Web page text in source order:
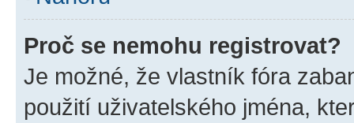
Proč se nemohu registrovat?
Je možné, že vlastník fóra
použití uživatelského jména,